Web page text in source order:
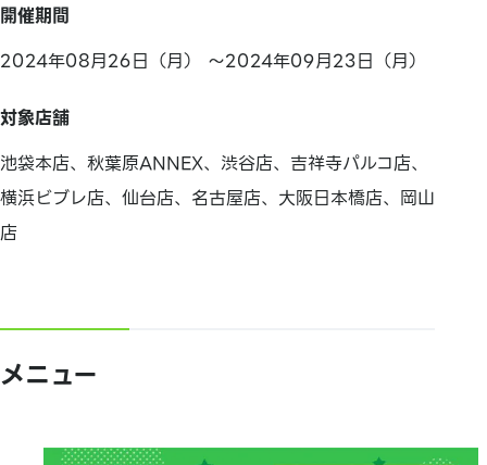
開催期間
2024年08月26日（月） ～2024年09月23日（月）
対象店舗
池袋本店、秋葉原ANNEX、渋谷店、吉祥寺パルコ店、
横浜ビブレ店、仙台店、名古屋店、大阪日本橋店、岡山
店
メニュー